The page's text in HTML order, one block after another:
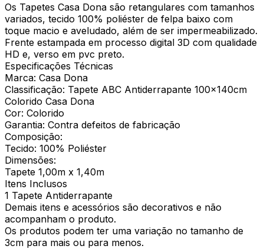
Os Tapetes Casa Dona são retangulares com tamanhos
variados, tecido 100% poliéster de felpa baixo com
toque macio e aveludado, além de ser impermeabilizado.
Frente estampada em processo digital 3D com qualidade
HD e, verso em pvc preto.
Especificações Técnicas
Marca: Casa Dona
Classificação: Tapete ABC Antiderrapante 100x140cm
Colorido Casa Dona
Cor: Colorido
Garantia: Contra defeitos de fabricação
Composição:
Tecido: 100% Poliéster
Dimensões:
Tapete 1,00m x 1,40m
Itens Inclusos
1 Tapete Antiderrapante
Demais itens e acessórios são decorativos e não
acompanham o produto.
Os produtos podem ter uma variação no tamanho de
3cm para mais ou para menos.